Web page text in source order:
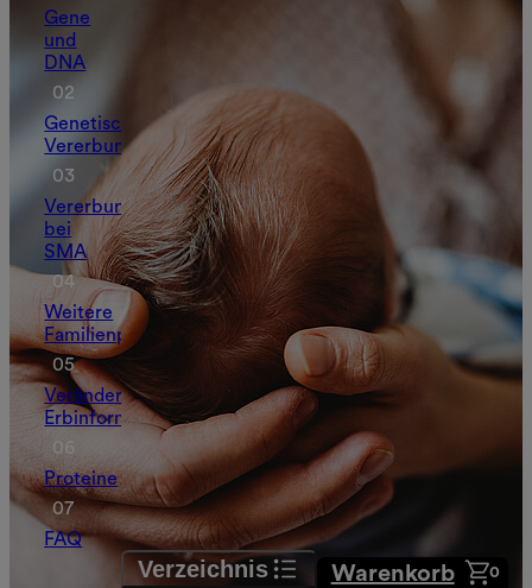
Warenkorb 0
Verzeichnis
Gene
und
DNA
Genetische
Vererbung
Vererbung
bei
SMA
Weitere
Familienplanung
Veränderte
Erbinformation
Proteine
FAQ